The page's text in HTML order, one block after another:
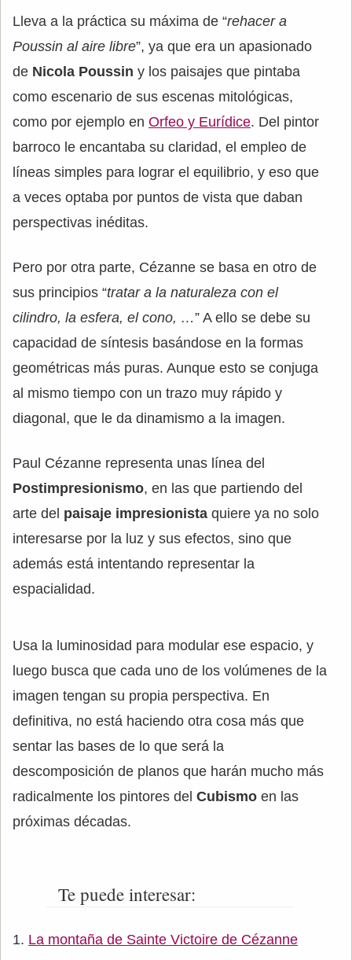
Lleva a la práctica su máxima de “rehacer a
Poussin al aire libre”, ya que era un apasionado
de Nicola Poussin y los paisajes que pintaba
como escenario de sus escenas mitológicas,
como por ejemplo en Orfeo y Eurídice. Del pintor
barroco le encantaba su claridad, el empleo de
líneas simples para lograr el equilibrio, y eso que
a veces optaba por puntos de vista que daban
perspectivas inéditas.
Pero por otra parte, Cézanne se basa en otro de
sus principios “tratar a la naturaleza con el
cilindro, la esfera, el cono, …” A ello se debe su
capacidad de síntesis basándose en la formas
geométricas más puras. Aunque esto se conjuga
al mismo tiempo con un trazo muy rápido y
diagonal, que le da dinamismo a la imagen.
Paul Cézanne representa unas línea del
Postimpresionismo, en las que partiendo del
arte del paisaje impresionista quiere ya no solo
interesarse por la luz y sus efectos, sino que
además está intentando representar la
espacialidad.
Usa la luminosidad para modular ese espacio, y
luego busca que cada uno de los volúmenes de la
imagen tengan su propia perspectiva. En
definitiva, no está haciendo otra cosa más que
sentar las bases de lo que será la
descomposición de planos que harán mucho más
radicalmente los pintores del Cubismo en las
próximas décadas.
Te puede interesar:
La montaña de Sainte Victoire de Cézanne